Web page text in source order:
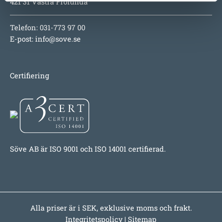
Telefon: 031-773 97 00
E-post: info@sove.se
Certifiering
Söve AB är ISO 9001 och ISO 14001 certifierad.
Alla priser är i SEK, exklusive moms och frakt.
Integritetspolicy| Sitemap